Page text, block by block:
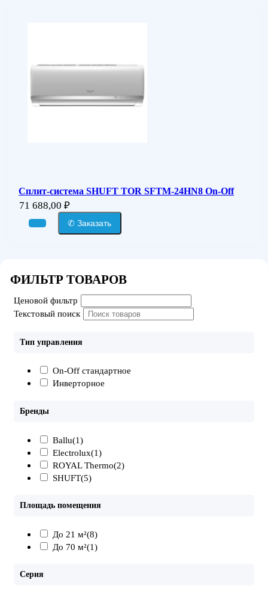
Сплит-система SHUFT TOR SFTM-24HN8 On-Off
71 688,00 ₽
✆ Заказать
ФИЛЬТР ТОВАРОВ
Ценовой фильтр
Текстовый поиск
Тип управления
On-Off стандартное
Инверторное
Бренды
Ballu(1)
Electrolux(1)
ROYAL Thermo(2)
SHUFT(5)
Площадь помещения
До 21 м²(8)
До 70 м²(1)
Серия